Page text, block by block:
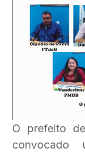
O prefeito
convocado